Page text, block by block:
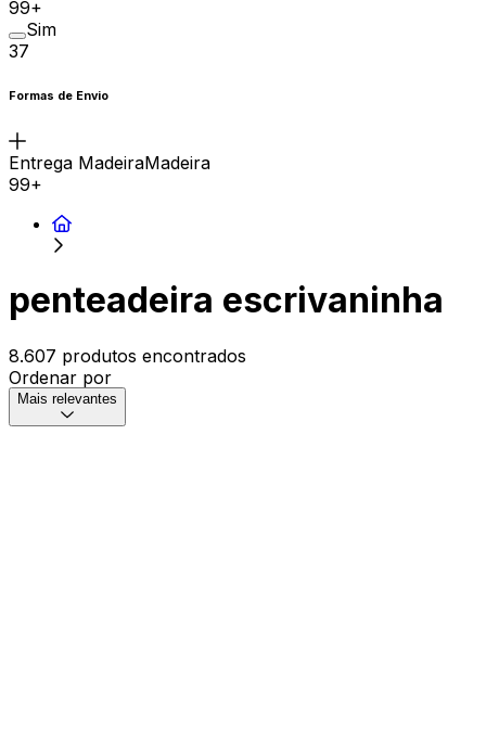
99+
Sim
37
Formas de Envio
Entrega MadeiraMadeira
99+
penteadeira escrivaninha
8.607 produtos encontrados
Ordenar por
Mais relevantes